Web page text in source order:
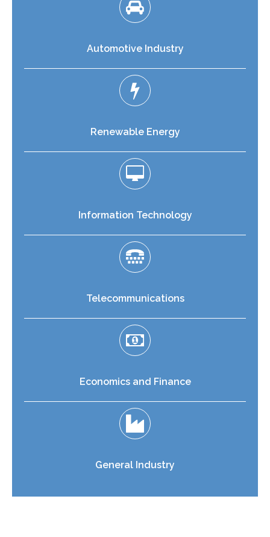
Automotive Industry
Renewable Energy
Information Technology
Telecommunications
Economics and Finance
General Industry
Software